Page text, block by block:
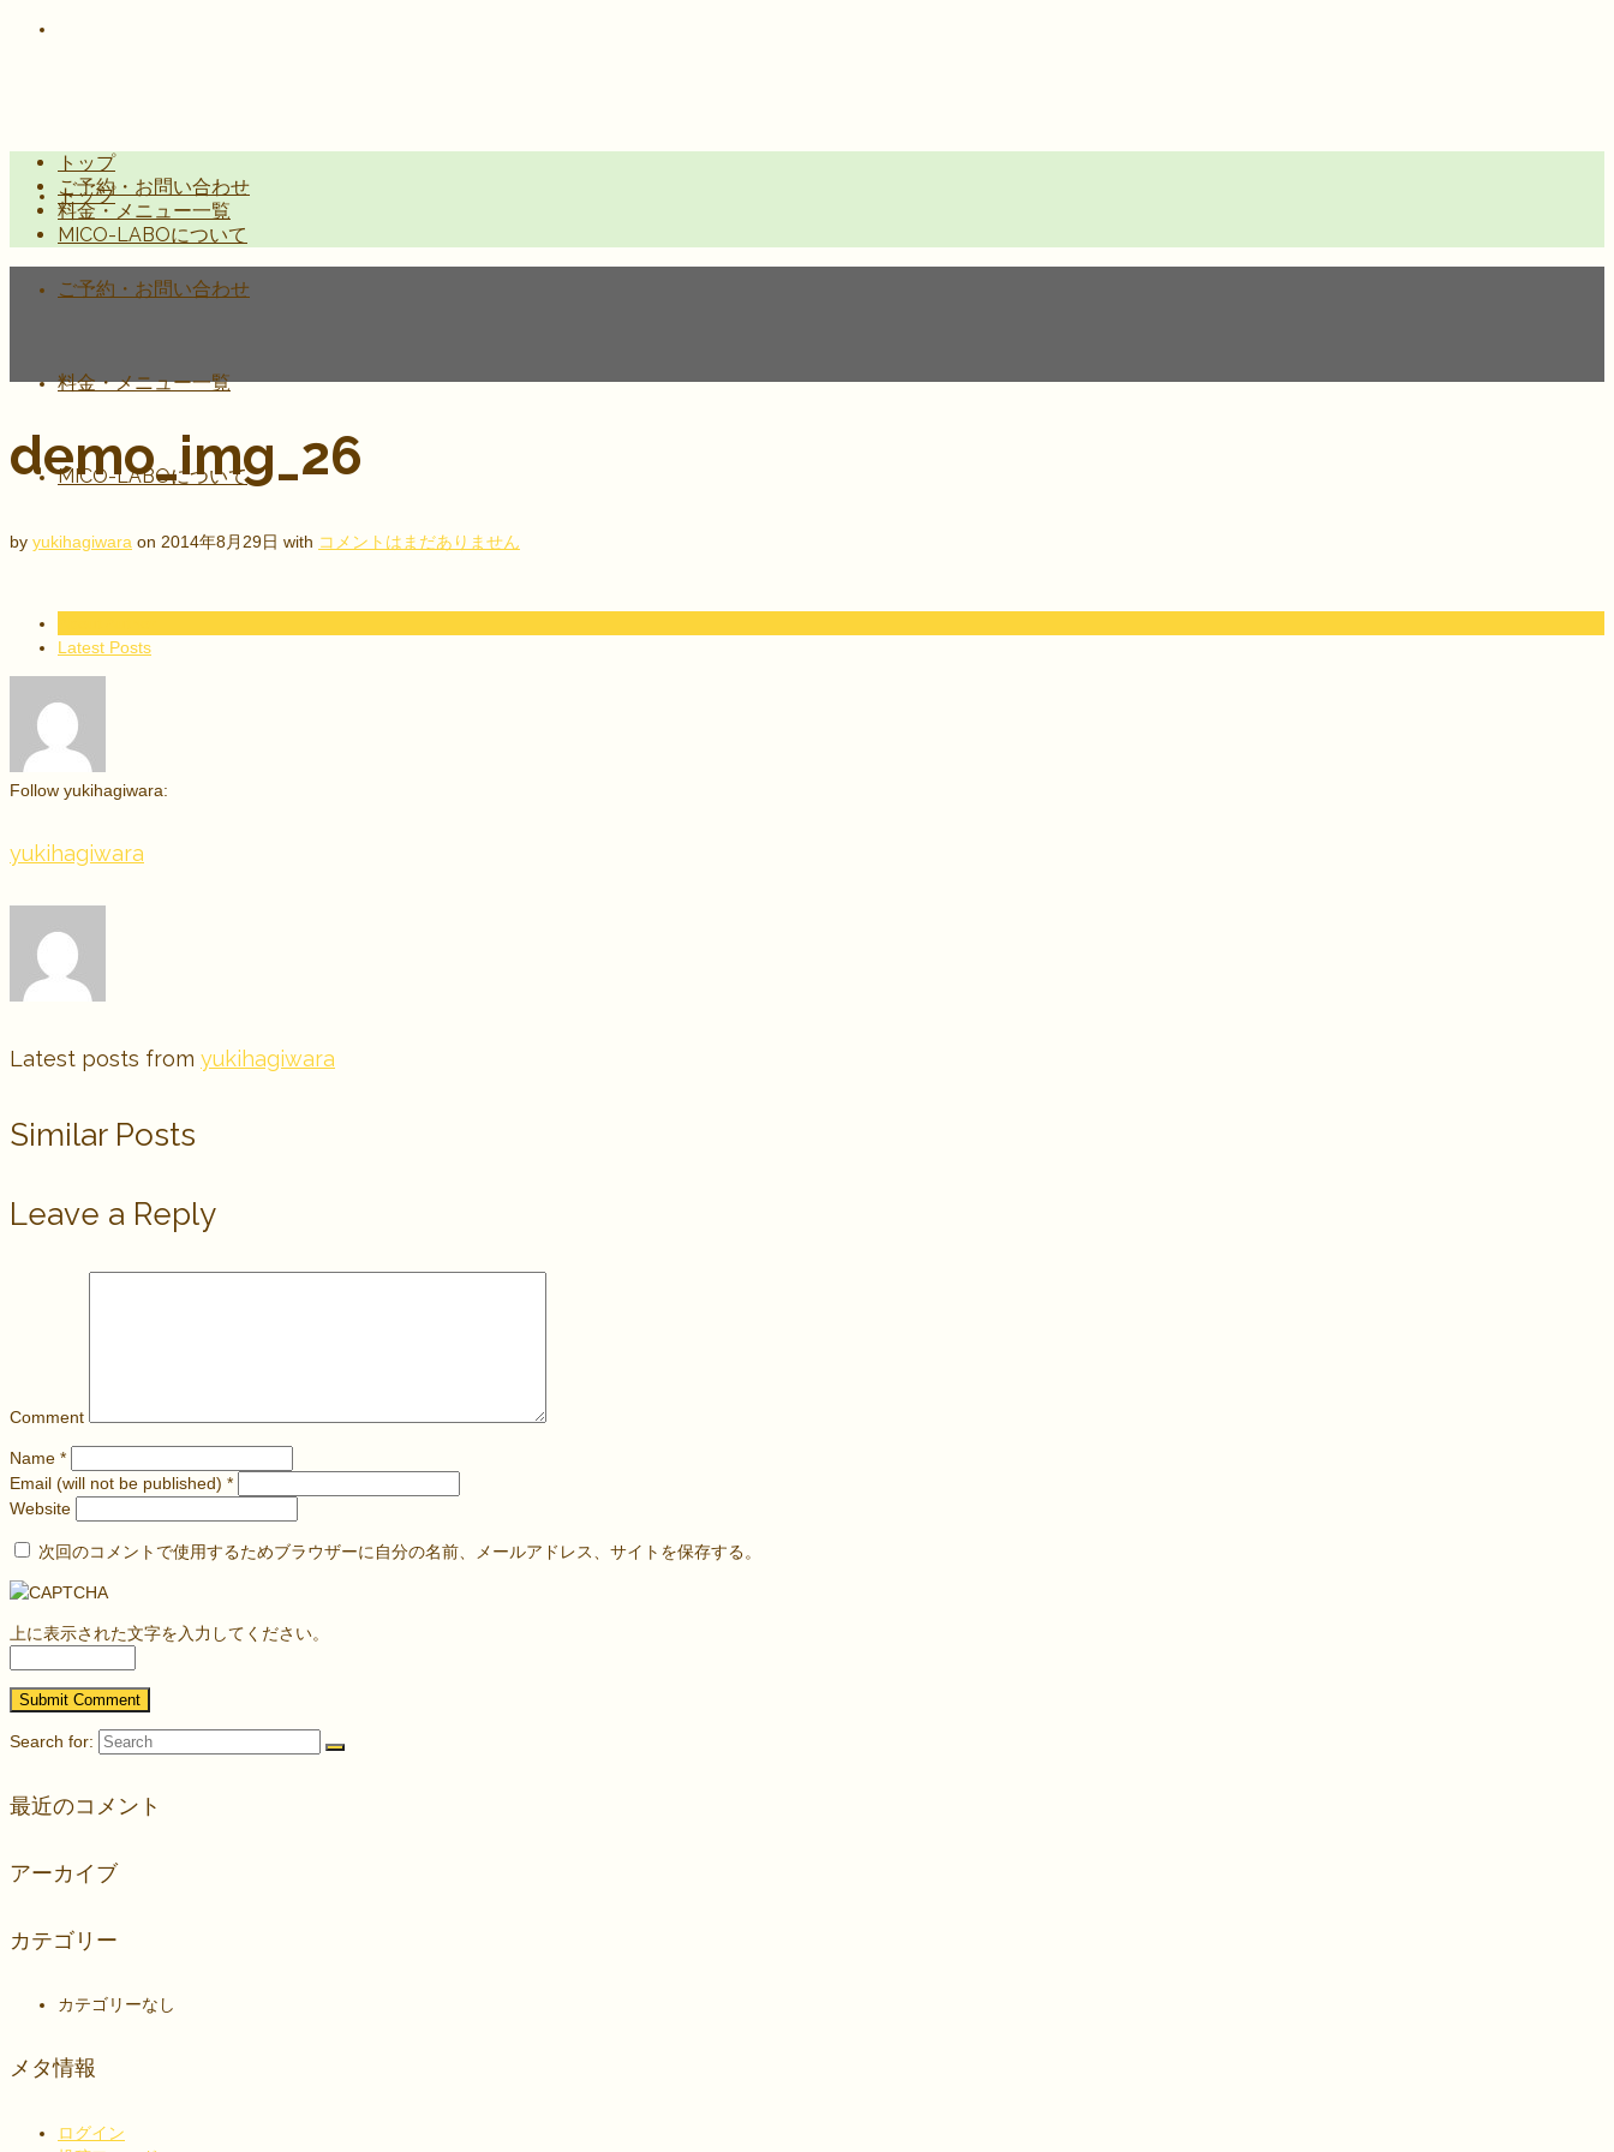
トップ
ご予約・お問い合わせ
料金・メニュー一覧
MICO-LABOについて
トップ
ご予約・お問い合わせ
料金・メニュー一覧
MICO-LABOについて
demo_img_26
by yukihagiwara on 2014年8月29日 with コメントはまだありません
Latest Posts
Follow yukihagiwara:
yukihagiwara
Latest posts from yukihagiwara
Similar Posts
Leave a Reply
Comment
Name *
Email (will not be published) *
Website
次回のコメントで使用するためブラウザーに自分の名前、メールアドレス、サイトを保存する。
上に表示された文字を入力してください。
Search for:
最近のコメント
アーカイブ
カテゴリー
カテゴリーなし
メタ情報
ログイン